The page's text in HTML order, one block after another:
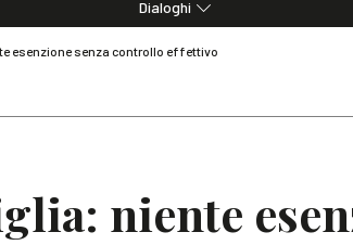
Dialoghi
esenzione senza controllo effettivo
niente